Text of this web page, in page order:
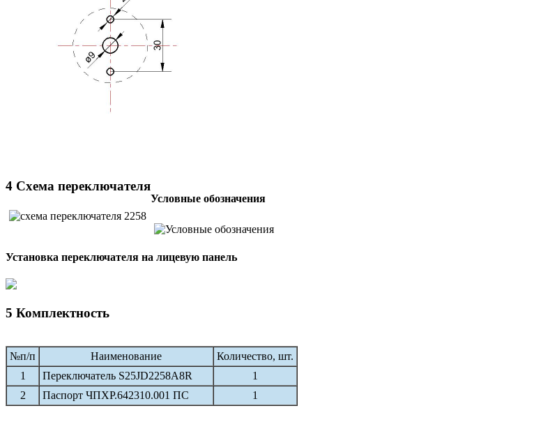
4 Схема переключателя
Условные обозначения
Установка переключателя на лицевую панель
5 Комплектность
№п/п Наименование
Количество, шт.
1
Переключатель S25JD2258A8R
1
2
Паспорт ЧПХР.642310.001 ПС 1